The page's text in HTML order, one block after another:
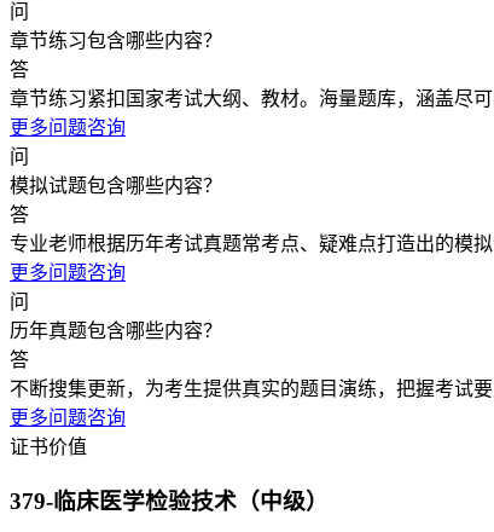
问
章节练习包含哪些内容？
答
章节练习紧扣国家考试大纲、教材。海量题库，涵盖尽
更多问题咨询
问
模拟试题包含哪些内容？
答
专业老师根据历年考试真题常考点、疑难点打造出的模
更多问题咨询
问
历年真题包含哪些内容？
答
不断搜集更新，为考生提供真实的题目演练，把握考试
更多问题咨询
证书价值
379-临床医学检验技术（中级）